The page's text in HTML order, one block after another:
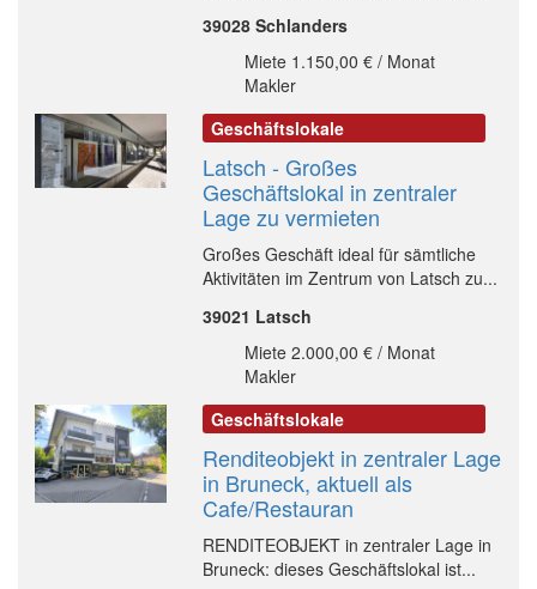
39028 Schlanders
Miete 1.150,00 € / Monat
Makler
Geschäftslokale
Latsch - Großes
Geschäftslokal in zentraler
Lage zu vermieten
Großes Geschäft ideal für sämtliche
Aktivitäten im Zentrum von Latsch zu...
39021 Latsch
Miete 2.000,00 € / Monat
Makler
Geschäftslokale
Renditeobjekt in zentraler Lage
in Bruneck, aktuell als
Cafe/Restauran
RENDITEOBJEKT in zentraler Lage in
Bruneck: dieses Geschäftslokal ist...